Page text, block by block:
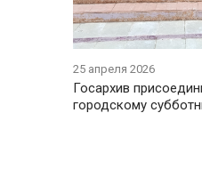
25 апреля 2026
Госархив
городскому